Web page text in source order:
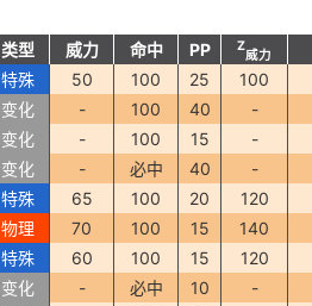
类型 威力 命中 PP Z
威力
特殊 50 100 25 100
变化 - 100 40 -
变化 - 100 15 -
变化 - 必中 40 -
特殊 65 100 20 120
物理 70 100 15 140
特殊 60 100 15 120
变化 - 必中 10 -